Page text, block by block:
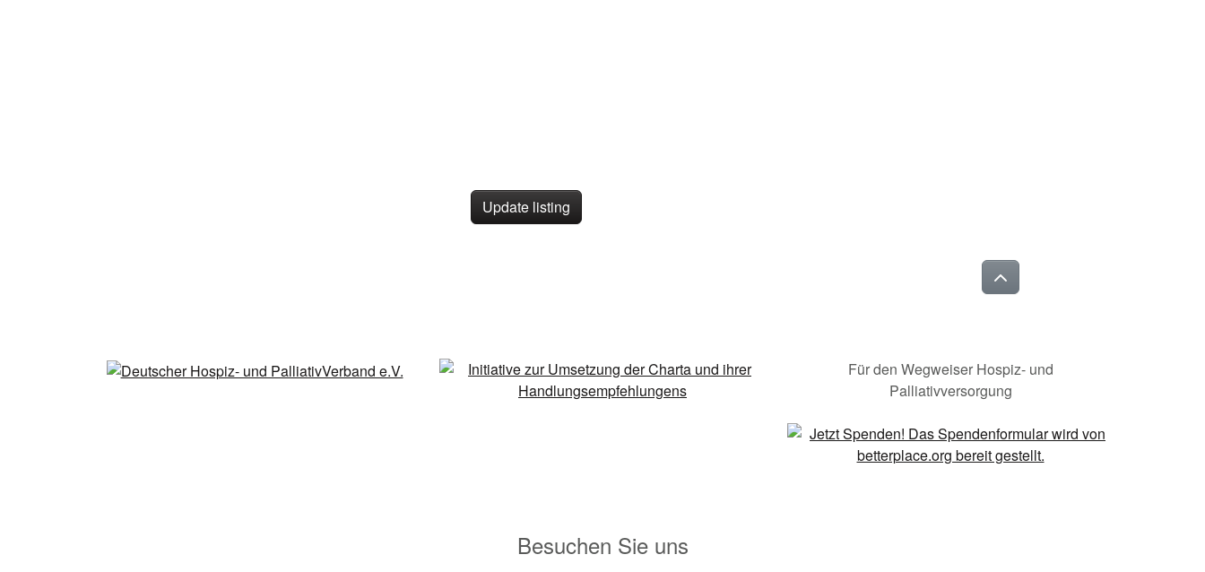
Update listing
Für den Wegweiser Hospiz- und
Palliativversorgung
Besuchen Sie uns